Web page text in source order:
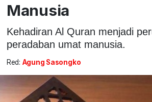
Manusia
Kehadiran Al Quran menjadi
peradaban umat manusia.
Red: Agung Sasongko